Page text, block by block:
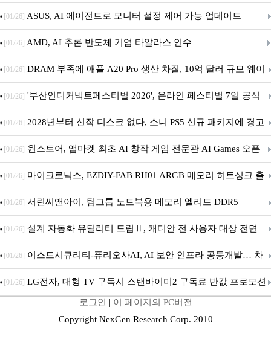
아의 용사’ 재개최 및 풍성한 기념 이벤트 실시!
[01/26] ASUS, AI 에이전트로 모니터 설정 제어 가능 업데이트
[01/26] AMD, AI 추론 반도체 기업 타알라스 인수
[01/26] DRAM 부족에 애플 A20 Pro 생산 차질, 10억 달러 규모 웨이
퍼 대기
[01/26] '부산인디커넥트페스티벌 2026', 온라인 페스티벌 7일 공식
개막... 22일간 진행
[01/26] 2028년부터 신작 디스크 없다, 소니 PS5 신규 패키지에 경고
문 추가
[01/26] 원스토어, 앱마켓 최초 AI 창작 게임 전문관 AI Games 오픈
[01/26] 마이크로닉스, EZDIY-FAB RH01 ARGB 메모리 히트싱크 출
시
[01/26] 서린씨앤아이, 팀그룹 노트북용 메모리 엘리트 DDR5
5600MHz 16GB 출시
[01/26] 설계 자동화 유틸리티 드림Ⅱ, 캐디안 전 사용자 대상 전면
무상 배포
[01/26] 이스트시큐리티-퓨리오사AI, AI 보안 인프라 공동개발… 차
세대 AI 보안 플랫폼 구축
[01/26] LG전자, 대형 TV 구독시 스탠바이미2 구독료 반값 프로모션
로그인 | 이 페이지의 PC버전
Copyright NexGen Research Corp. 2010